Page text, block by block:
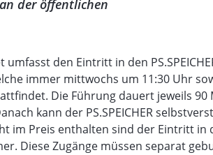
der öffentlichen
umfasst den Eintritt in den
immer mittwochs um 11:30 Uhr
Die Führung dauert jeweils
kann der PS.SPEICHER
im Preis enthalten sind der Eintritt in
Diese Zugänge müssen separat